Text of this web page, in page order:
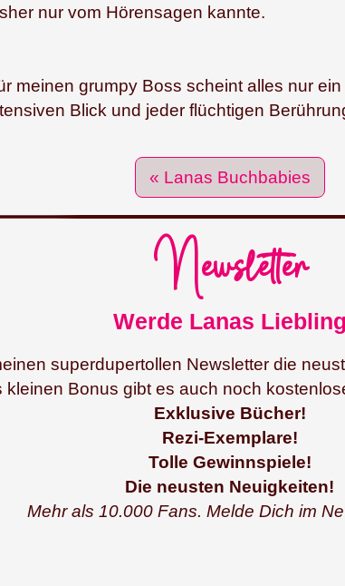
nur vom Hörensagen kannte.
meinen grumpy Boss scheint alles nur
Blick und jeder flüchtigen
« Lanas Buchbabies
Newsletter
Werde Lanas Liebling
superdupertollen Newsletter die
kleinen Bonus gibt es auch noch
Exklusive Bücher!
Rezi-Exemplare!
Tolle Gewinnspiele!
Die neusten Neuigkeiten!
Mehr als 10.000 Fans. Melde Dich im